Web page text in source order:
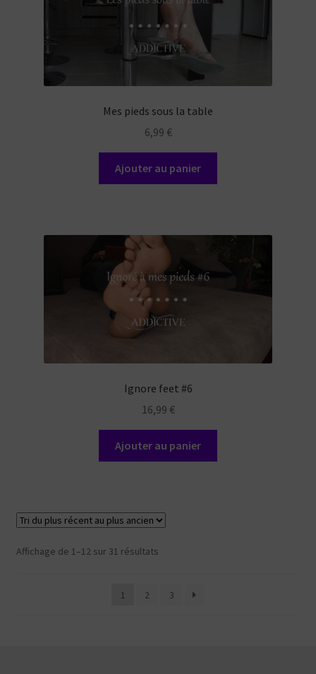
Mes pieds sous la table
6,99 €
Ajouter au panier
Ignore feet #6
16,99 €
Ajouter au panier
Affichage de 1–12 sur 31 résultatsTrié
récent
1 2 3